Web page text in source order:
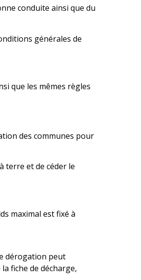
conduite ainsi que du
générales de
que les mêmes règles
des communes pour
terre et de céder le
maximal est fixé à
dérogation peut
fiche de décharge,